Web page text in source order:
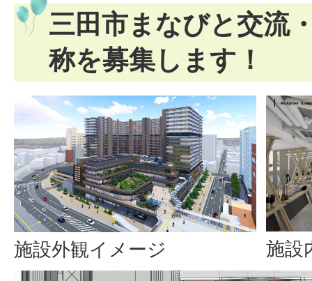
三田市まなびと交流
称を募集します！
施設外観イメージ 施設